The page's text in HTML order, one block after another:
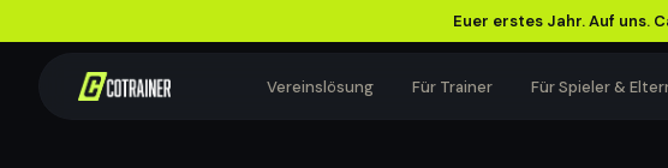
Euer erstes Jahr. Auf uns.
Vereinslösung Für Trainer Für Spieler &